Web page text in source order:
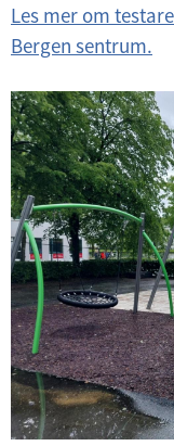
Les mer om
Bergen sentrum.